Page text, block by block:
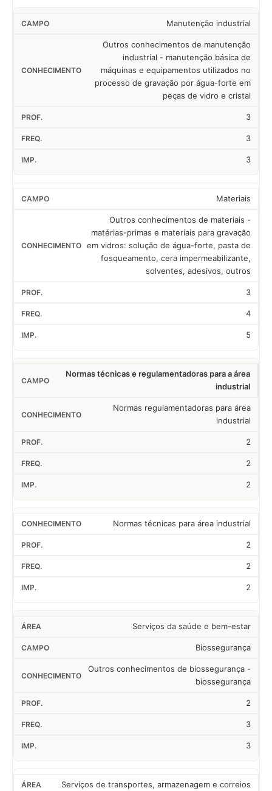
Manutenção industrial
Outros conhecimentos de manutenção
industrial - manutenção básica de
máquinas e equipamentos utilizados no
processo de gravação por água-forte em
peças de vidro e cristal
3
3
3
Materiais
Outros conhecimentos de materiais -
matérias-primas e materiais para gravação
em vidros: solução de água-forte, pasta de
fosqueamento, cera impermeabilizante,
solventes, adesivos, outros
3
4
5
Normas técnicas e regulamentadoras para a área
industrial
Normas regulamentadoras para área
industrial
2
2
2
Normas técnicas para área industrial
2
2
2
Serviços da saúde e bem-estar
Biossegurança
Outros conhecimentos de biossegurança -
biossegurança
2
3
3
Serviços de transportes, armazenagem e correios